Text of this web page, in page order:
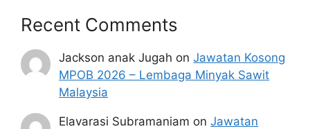
Recent Comments
Jackson anak Jugah onJawatan Kosong
MPOB 2026 – Lembaga Minyak Sawit
Malaysia
Elavarasi Subramaniam onJawatan